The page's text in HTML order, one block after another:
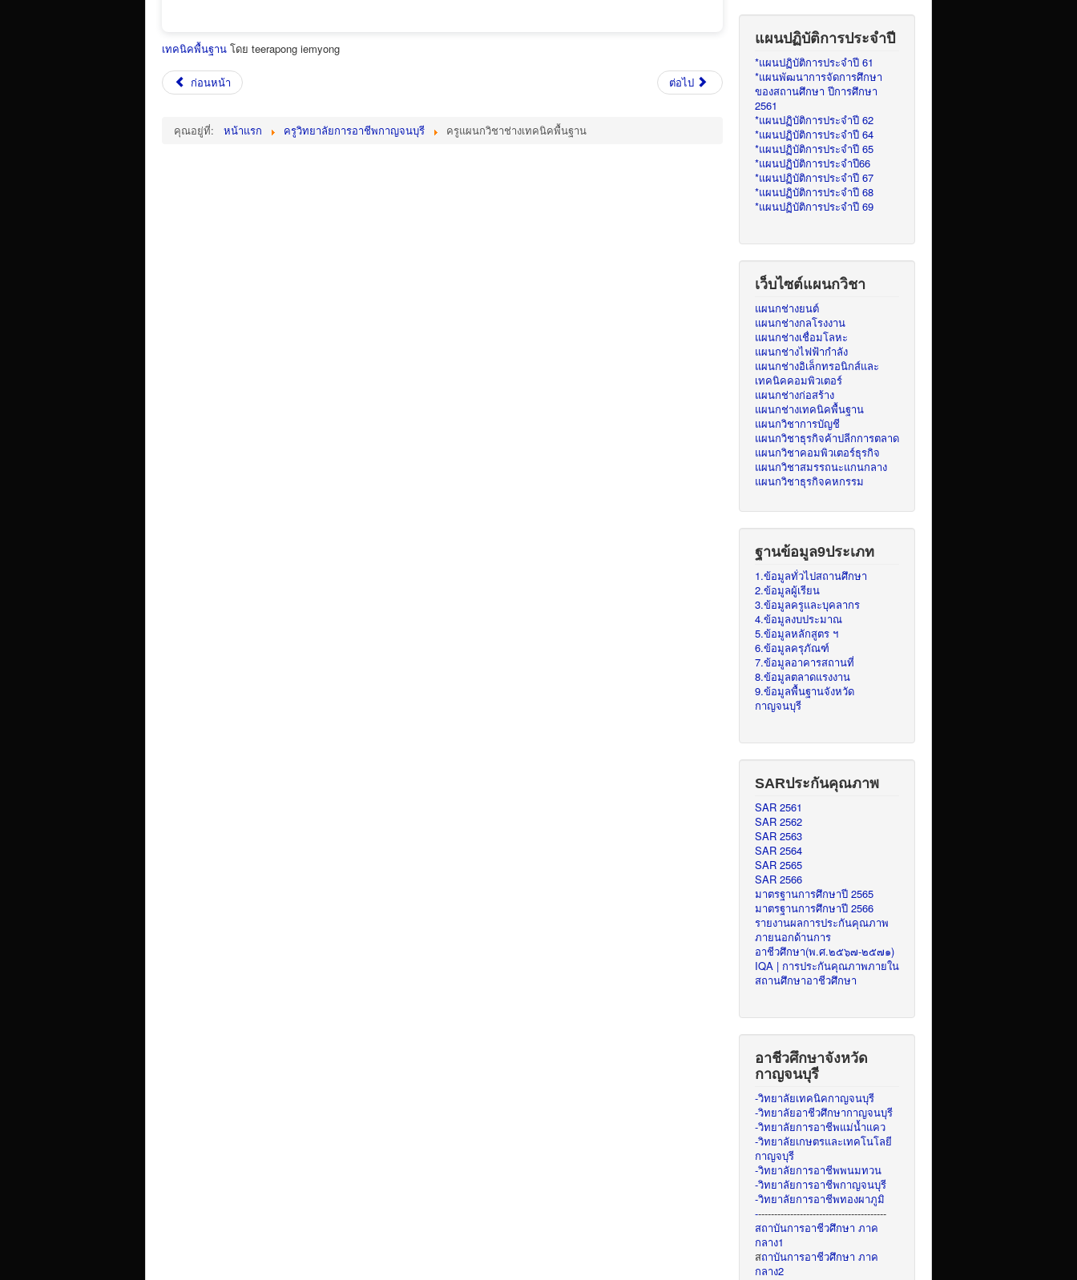
เทคนิคพื้นฐาน โดย teerapong iemyong
ก่อนหน้า ต่อไป
คุณอยู่ที่: หน้าแรก ครูวิทยาลัยการอาชีพกาญจนบุรี ครูแผนกวิชาช่างเทคนิคพื้นฐาน
แผนปฏิบัติการประจำปี
*แผนปฏิบัติการประจำปี 61
*แผนพัฒนาการจัดการศึกษา
ของสถานศึกษา ปีการศึกษา
2561
*แผนปฏิบัติการประจำปี 62
*แผนปฏิบัติการประจำปี 64
*แผนปฏิบัติการประจำปี 65
*แผนปฏิบัติการประจำปี66
*แผนปฏิบัติการประจำปี 67
*แผนปฏิบัติการประจำปี 68
*แผนปฏิบัติการประจำปี 69
เว็บไซต์แผนกวิชา
แผนกช่างยนต์
แผนกช่างกลโรงงาน
แผนกช่างเชื่อมโลหะ
แผนกช่างไฟฟ้ากำลัง
แผนกช่างอิเล็กทรอนิกส์และ
เทคนิคคอมพิวเตอร์
แผนกช่างก่อสร้าง
แผนกช่างเทคนิคพื้นฐาน
แผนกวิชาการบัญชี
แผนกวิชาธุรกิจค้าปลีกการตลาด
แผนกวิชาคอมพิวเตอร์ธุรกิจ
แผนกวิชาสมรรถนะแกนกลาง
แผนกวิชาธุรกิจคหกรรม
ฐานข้อมูล9ประเภท
1.ข้อมูลทั่วไปสถานศึกษา
2.ข้อมูลผู้เรียน
3.ข้อมูลครูและบุคลากร
4.ข้อมูลงบประมาณ
5.ข้อมูลหลักสูตร ฯ
6.ข้อมูลครุภัณฑ์
7.ข้อมูลอาคารสถานที่
8.ข้อมูลตลาดแรงงาน
9.ข้อมูลพื้นฐานจังหวัด
กาญจนบุรี
SARประกันคุณภาพ
SAR 2561
SAR 2562
SAR 2563
SAR 2564
SAR 2565
SAR 2566
มาตรฐานการศึกษาปี 2565
มาตรฐานการศึกษาปี 2566
รายงานผลการประกันคุณภาพ
ภายนอกด้านการ
อาชีวศึกษา(พ.ศ.๒๕๖๗-๒๕๗๑)
IQA | การประกันคุณภาพภายใน
สถานศึกษาอาชีวศึกษา
อาชีวศึกษาจังหวัด
กาญจนบุรี
-วิทยาลัยเทคนิคกาญจนบุรี
-วิทยาลัยอาชีวศึกษากาญจนบุรี
-วิทยาลัยการอาชีพแม่น้ำแคว
-วิทยาลัยเกษตรและเทคโนโลยี
กาญจบุรี
-วิทยาลัยการอาชีพพนมทวน
-วิทยาลัยการอาชีพกาญจนบุรี
-วิทยาลัยการอาชีพทองผาภูมิ
-----------------------------------------
สถาบันการอาชีวศึกษา ภาค
กลาง1
สถาบันการอาชีวศึกษา ภาค
กลาง2